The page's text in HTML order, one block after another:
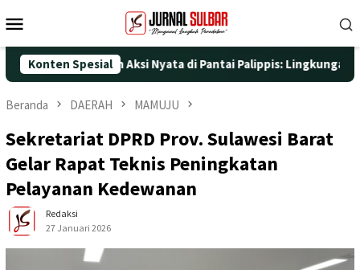
ke
Mobile
Konten Spesial
25 dengan Aksi Nyata di Pantai Palippis: Lingkungan dan
Beranda DAERAH MAMUJU
Sekretariat DPRD Prov. Sulawesi Barat
Gelar Rapat Teknis Peningkatan
Pelayanan Kedewanan
Redaksi
27 Januari 2026